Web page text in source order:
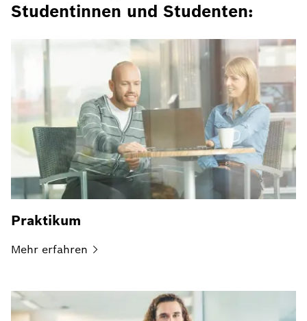
Studentinnen und Studenten:
Praktikum
Mehr erfahren